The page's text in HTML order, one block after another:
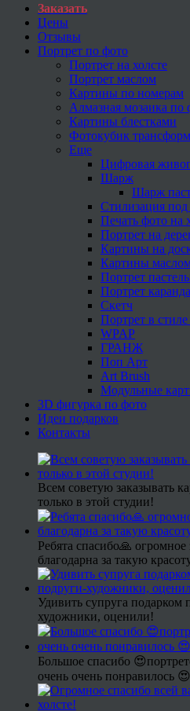
Заказать
Цены
Отзывы
Портрет по фото
Портрет на холсте
Портрет маслом
Картины по номерам
Алмазная мозаика по
Картины блестками
Фотокубик
Еще
Цифровая
Шарж
Шарж
Стилизация
Печать фото на
Портрет на
Картины на
Картины
Портрет
Портрет
Скетч
Портрет в
WPAP
ГРАНЖ
Поп Арт
Art Brush
Модульные
3D фигурка по фото
Идеи подарков
Контакты
Всем советую заказывать
только в этой студии!
Ребята спасибо🙏
благодарна за такую
Удивить супруга подарком
художники, оценили!
Большое спасибо
очень очень понравилось